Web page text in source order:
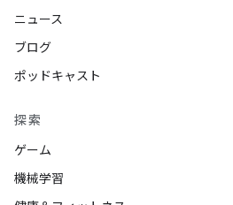
ニュース
ブログ
ポッドキャスト
探索
ゲーム
機械学習